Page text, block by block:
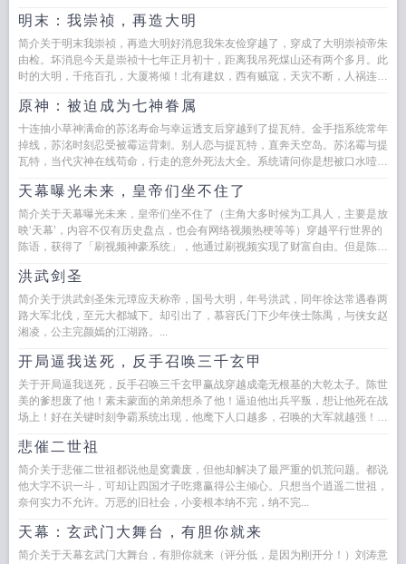
明末：我崇祯，再造大明
简介关于明末我崇祯，再造大明好消息我朱友俭穿越了，穿成了大明崇祯帝朱
由检。坏消息今天是崇祯十七年正月初十，距离我吊死煤山还有两个多月。此
时的大明，千疮百孔，大厦将倾！北有建奴，西有贼寇，天灾不断，人祸连
原神：被迫成为七神眷属
十连抽小草神满命的苏洺寿命与幸运透支后穿越到了提瓦特。金手指系统常年
掉线，苏洺时刻忍受被霉运背刺。别人恋与提瓦特，直奔天空岛。苏洺霉与提
瓦特，当代灾神在线苟命，行走的意外死法大全。系统请问你是想被口水噎
天幕曝光未来，皇帝们坐不住了
简介关于天幕曝光未来，皇帝们坐不住了（主角大多时候为工具人，主要是放
映‘天幕’，内容不仅有历史盘点，也会有网络视频热梗等等）穿越平行世界的
陈语，获得了「刷视频神豪系统」，他通过刷视频实现了财富自由。但是陈语
洪武剑圣
简介关于洪武剑圣朱元璋应天称帝，国号大明，年号洪武，同年徐达常遇春两
路大军北伐，至元大都城下。却引出了，慕容氏门下少年侠士陈禺，与侠女赵
湘凌，公主完颜嫣的江湖路。...
开局逼我送死，反手召唤三千玄甲
关于开局逼我送死，反手召唤三千玄甲赢战穿越成毫无根基的大乾太子。陈世
美的爹想废了他！素未蒙面的弟弟想杀了他！逼迫他出兵平叛，想让他死在战
场上！好在关键时刻争霸系统出现，他麾下人口越多，召唤的大军就越强！玄
悲催二世祖
简介关于悲催二世祖都说他是窝囊废，但他却解决了最严重的饥荒问题。都说
他大字不识一斗，可却让四国才子吃瘪赢得公主倾心。只想当个逍遥二世祖，
奈何实力不允许。万恶的旧社会，小妾根本纳不完，纳不完...
天幕：玄武门大舞台，有胆你就来
简介关于天幕玄武门大舞台，有胆你就来（评分低，是因为刚开分！）刘涛意